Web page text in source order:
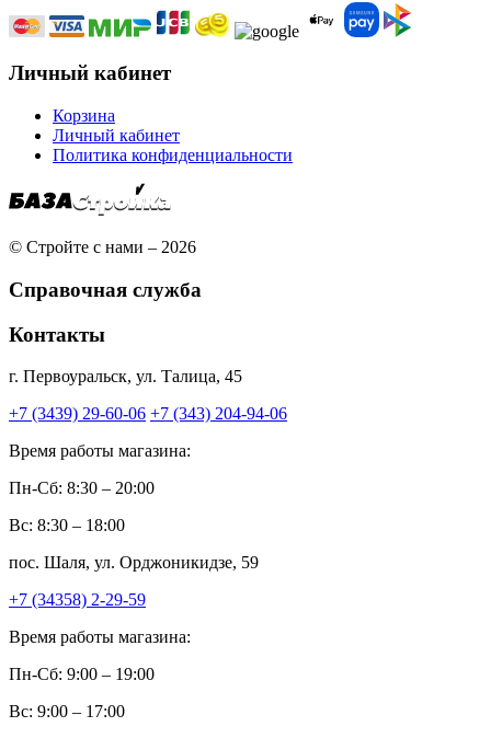
Личный кабинет
Корзина
Личный кабинет
Политика конфиденциальности
© Стройте с нами – 2026
Справочная служба
Контакты
г. Первоуральск, ул. Талица, 45
+7 (3439) 29-60-06 +7 (343) 204-94-06
Время работы магазина:
Пн-Сб: 8:30 – 20:00
Вс: 8:30 – 18:00
пос. Шаля, ул. Орджоникидзе, 59
+7 (34358) 2-29-59
Время работы магазина:
Пн-Сб: 9:00 – 19:00
Вс: 9:00 – 17:00